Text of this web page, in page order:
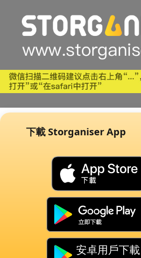
下載 Storganiser App
安卓用戶下載